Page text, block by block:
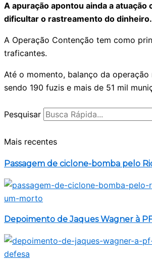
A apuração apontou ainda a
dificultar o rastreamento do dinheiro.
A Operação Contenção tem como
traficantes.
Até o momento, balanço da
sendo 190 fuzis e mais de 51 mil
Pesquisar
Mais recentes
Passagem de ciclone-bomba pelo
Depoimento de Jaques Wagner à